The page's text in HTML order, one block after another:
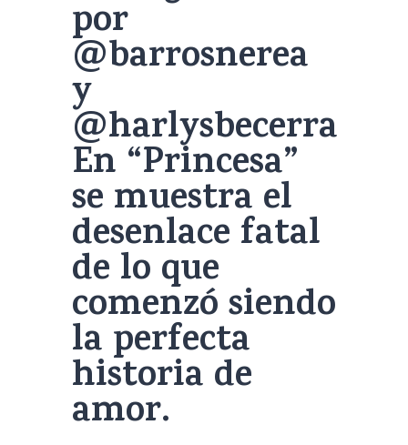
por
@barrosnerea
y
@harlysbecerra
En “Princesa”
se muestra el
desenlace fatal
de lo que
comenzó siendo
la perfecta
historia de
amor.